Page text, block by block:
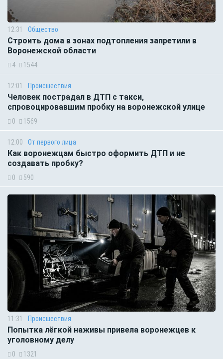
12:31 Общество
Строить дома в зонах подтопления запретили в
Воронежской области
4 1544
12:01 Происшествия
Человек пострадал в ДТП с такси,
спровоцировавшим пробку на воронежской улице
0 1569
12:00 От первого лица
Как воронежцам быстро оформить ДТП и не
создавать пробку?
0 590
11:31 Происшествия
Попытка лёгкой наживы привела воронежцев к
уголовному делу
0 1321